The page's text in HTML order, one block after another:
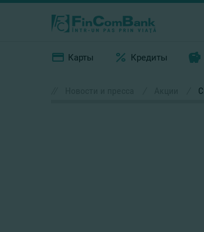
Карты Кредиты